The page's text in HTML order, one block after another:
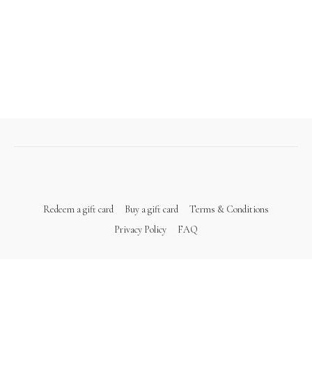
Redeem a gift card Buy a gift card
Terms & Conditions
Privacy Policy
FAQ